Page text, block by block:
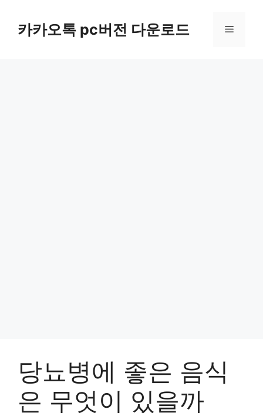
카카오톡 pc버전 다운로드 메
당뇨병에 좋은 음식
은 무엇이 있을까